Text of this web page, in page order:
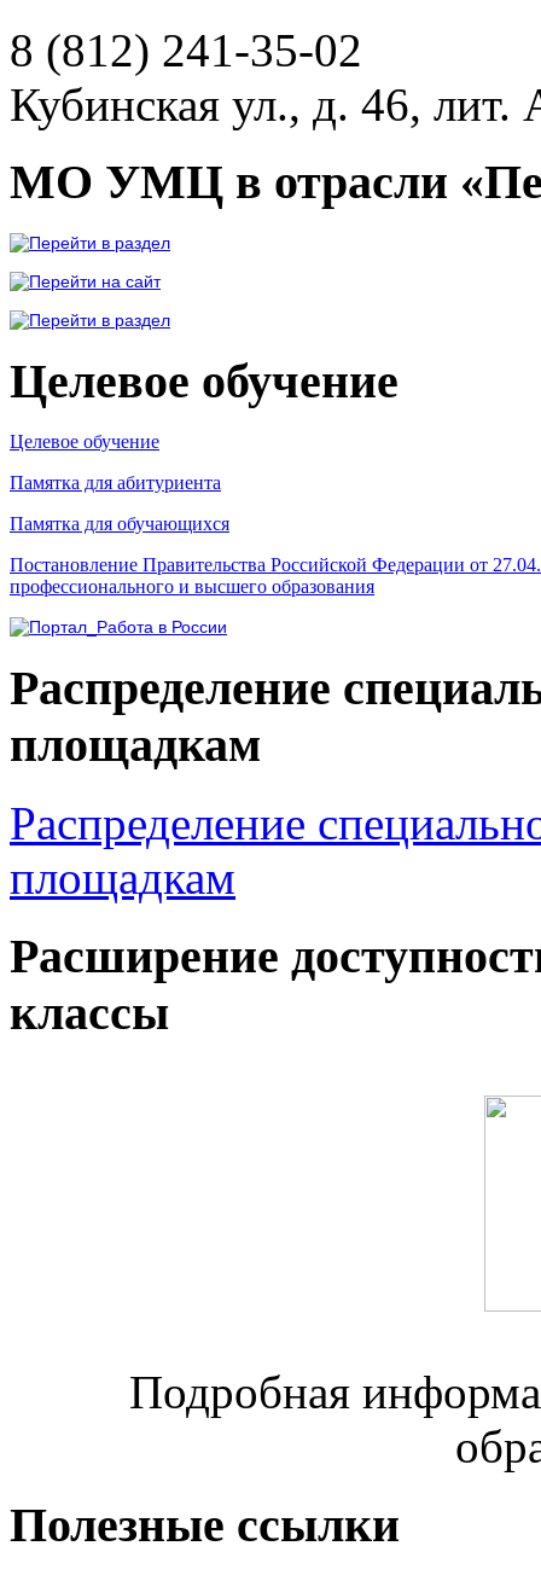
8 (812) 241-35-02
Кубинская ул., д. 46, лит.
МО УМЦ в отрасли
Целевое обучение
Целевое обучение
Памятка для абитуриента
Памятка для обучающихся
Постановление Правительства Российской Федерации от
профессионального и высшего образования
Распределение
площадкам
Распределение
площадкам
Расширение
классы
Подробная
Полезные ссылки